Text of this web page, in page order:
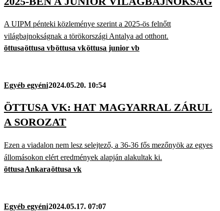
A UIPM pénteki közleménye szerint a 2025-ös felnőtt
világbajnokságnak a törökországi Antalya ad otthont.
öttusaöttusa vböttusa vköttusa junior vb
Egyéb egyéni2024.05.20. 10:54
ÖTTUSA VK: HAT MAGYARRAL ZÁRUL
A SOROZAT
Ezen a viadalon nem lesz selejtező, a 36-36 fős mezőnyök az egyes
állomásokon elért eredmények alapján alakultak ki.
öttusaAnkaraöttusa vk
Egyéb egyéni2024.05.17. 07:07